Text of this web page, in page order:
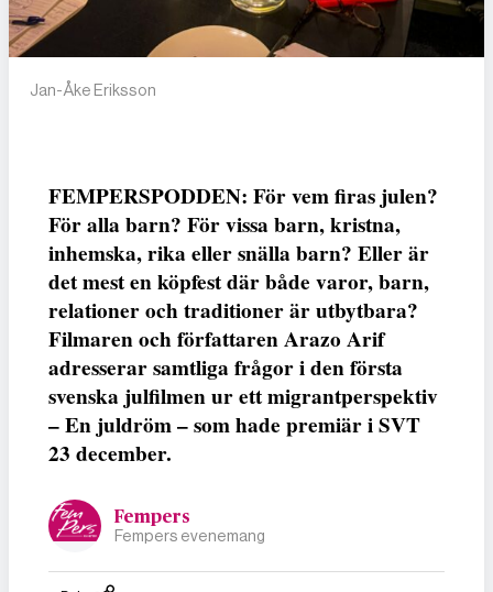
Jan-Åke Eriksson
FEMPERSPODDEN: För vem firas julen?
För alla barn? För vissa barn, kristna,
inhemska, rika eller snälla barn? Eller är
det mest en köpfest där både varor, barn,
relationer och traditioner är utbytbara?
Filmaren och författaren Arazo Arif
adresserar samtliga frågor i den första
svenska julfilmen ur ett migrantperspektiv
– En juldröm – som hade premiär i SVT
23 december.
Fempers
Fempers evenemang